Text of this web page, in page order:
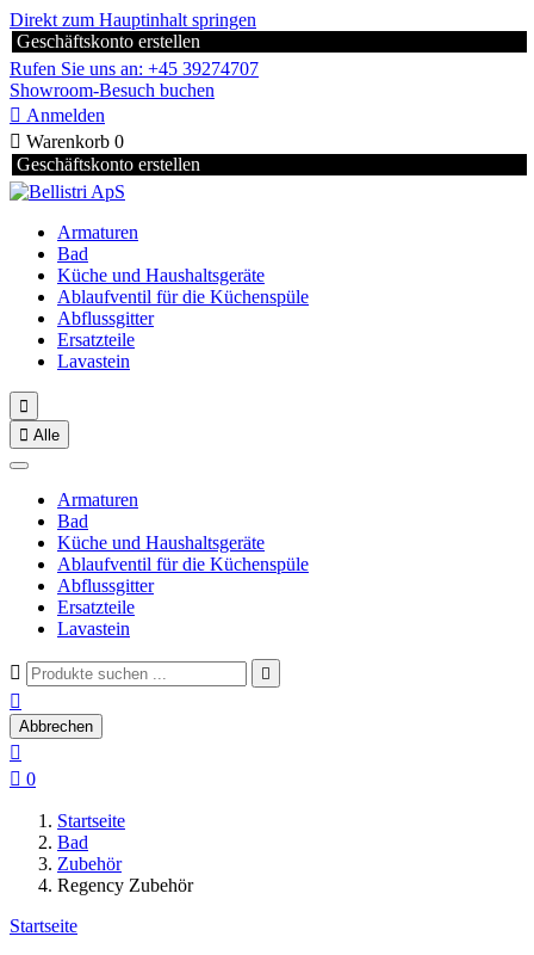
Direkt zum Hauptinhalt springen
Geschäftskonto erstellen
Rufen Sie uns an: +45 39274707
Showroom-Besuch buchen
 Anmelden
 Warenkorb 0
Geschäftskonto erstellen
Armaturen
Bad
Küche und Haushaltsgeräte
Ablaufventil für die Küchenspüle
Abflussgitter
Ersatzteile
Lavastein

 Alle
Armaturen
Bad
Küche und Haushaltsgeräte
Ablaufventil für die Küchenspüle
Abflussgitter
Ersatzteile
Lavastein
 

Abbrechen

 0
Startseite
Bad
Zubehör
Regency Zubehör
Startseite